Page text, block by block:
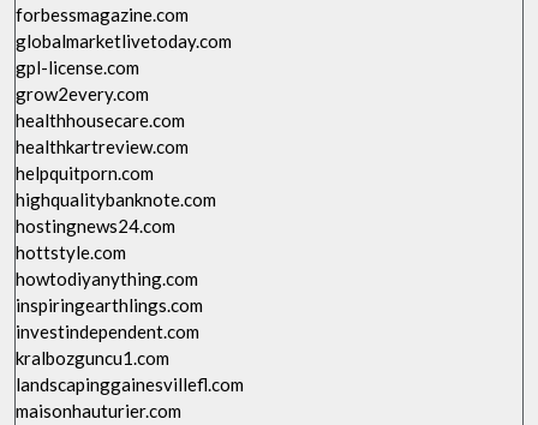
forbessmagazine.com
globalmarketlivetoday.com
gpl-license.com
grow2every.com
healthhousecare.com
healthkartreview.com
helpquitporn.com
highqualitybanknote.com
hostingnews24.com
hottstyle.com
howtodiyanything.com
inspiringearthlings.com
investindependent.com
kralbozguncu1.com
landscapinggainesvillefl.com
maisonhauturier.com